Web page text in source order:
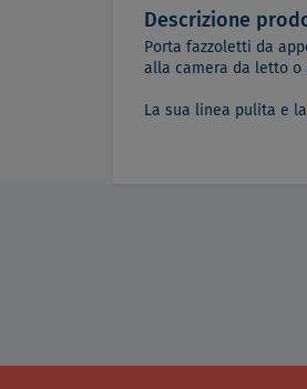
Descrizione
Porta fazzoletti da
alla camera da letto o
La sua linea pulita e